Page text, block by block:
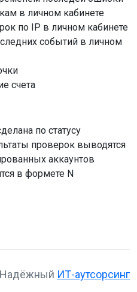
в личном кабинете
по IP в личном кабинете
событий в личном
счета
по статусу
проверок выводятся
аккаунтов
в формете N
Надёжный ИТ-аутсорсинг